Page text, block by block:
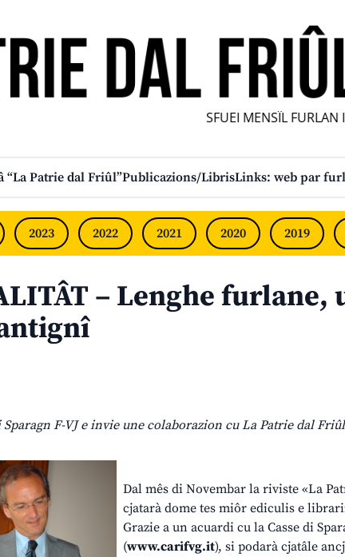
SFUEI MENSÎL FURLAN
“La Patrie dal Friûl”Publicazions/LibrisLinks: web par
2023 2022 2021 2020 2019
– Lenghe furlane,
Sparagn F-VJ e invie une colaborazion cu La Patrie dal Friûl
Dal mês di Novembar la riviste «La
cjatarà dome tes miôr ediculis e
Grazie a un acuardi cu la Casse di
(www.carifvg.it), si podarà cjatâle